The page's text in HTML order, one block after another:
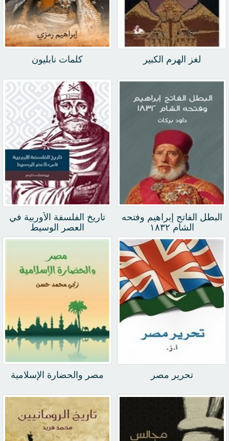
لغز الهرم الكبير كلمات نابليون
البطل الفاتح إبراهيم وفتحه
الشام ١٨٣٢
تاريخ الفلسفة الأوربية في
العصر الوسيط
تحرير مصر مصر والحضارة الإسلامية